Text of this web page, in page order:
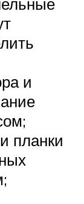
и
планки